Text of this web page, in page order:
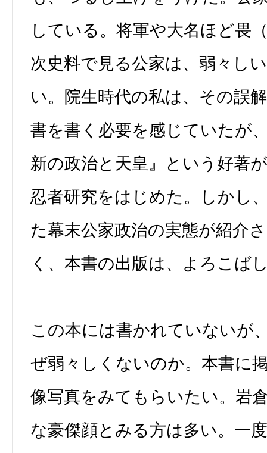
している。将軍や大名ほど畏
次史料で見る公家は、弱々し
い。院生時代の私は、その誤
書を書く必要を感じていたが
新の政治と天皇』という好著
忍者研究をはじめた。しかし
た幕末公家政治の実態が紹介
く、本書の出版は、よろこば
この本には書かれていないが
ぜ弱々しくないのか。本書に
像写真をみてもらいたい。岩
な豪傑顔とみる方は多い。一